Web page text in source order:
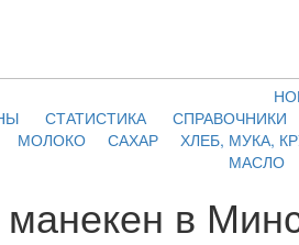
СТАТИСТИКА
СПРАВОЧНИКИ
МОЛОКО САХАР
ХЛЕБ, МУКА,
МАСЛО
манекен в